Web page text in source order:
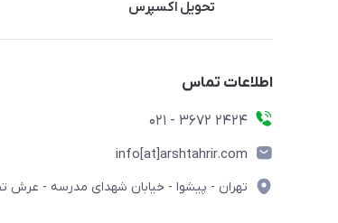
تحویل اکسپرس
اطلاعات تماس
2424 3672 - 021
info[at]arshtahrir.com
تهران - پیشوا - خیابان شهدای مدرسه - عرش